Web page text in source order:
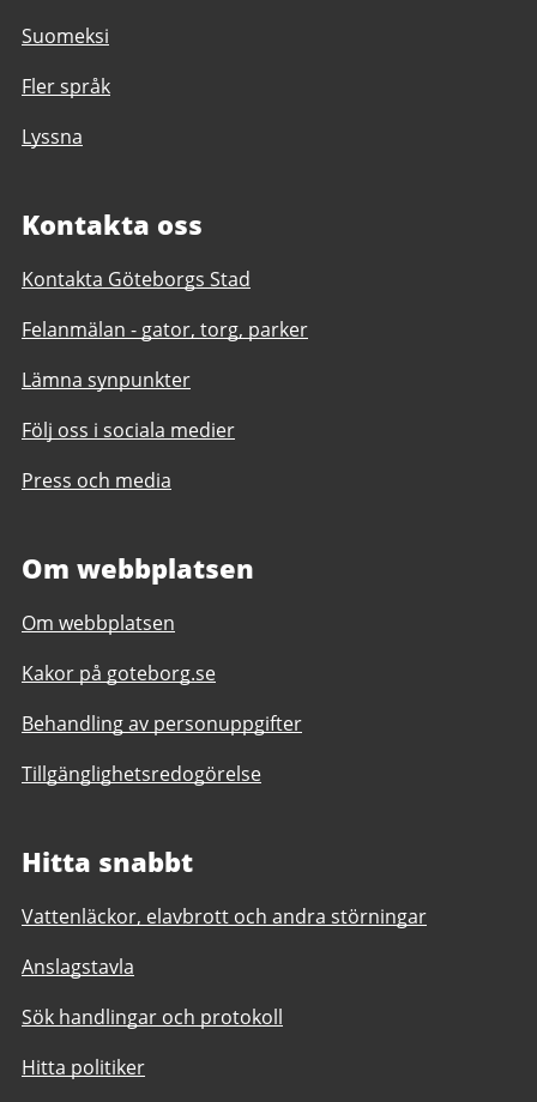
Suomeksi
Fler språk
Lyssna
Kontakta oss
Kontakta Göteborgs Stad
Felanmälan - gator, torg, parker
Lämna synpunkter
Följ oss i sociala medier
Press och media
Om webbplatsen
Om webbplatsen
Kakor på goteborg.se
Behandling av personuppgifter
Tillgänglighetsredogörelse
Hitta snabbt
Vattenläckor, elavbrott och andra störningar
Anslagstavla
Sök handlingar och protokoll
Hitta politiker